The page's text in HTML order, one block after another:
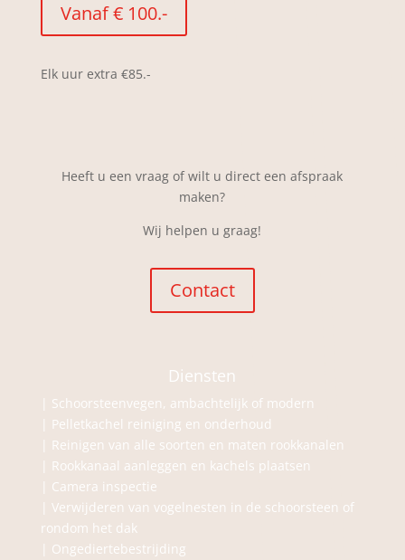
Vanaf € 100.-
Elk uur extra €85.-
Heeft u een vraag of wilt u direct een afspraak
maken?
Wij helpen u graag!
Contact
Diensten
Schoorsteenvegen, ambachtelijk of modern
| Pelletkachel reiniging en onderhoud
| Reinigen van alle soorten en maten rookkanalen
| Rookkanaal aanleggen en kachels plaatsen
| Camera inspectie
| Verwijderen van vogelnesten in de schoorsteen of
rondom het dak
| Ongediertebestrijding